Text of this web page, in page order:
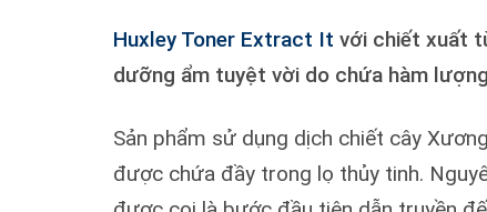
Huxley Toner Extract It với chiết xuất
dưỡng ẩm tuyệt vời do chứa hàm
Sản phẩm sử dụng dịch chiết cây
được chứa đầy trong lọ thủy tinh.